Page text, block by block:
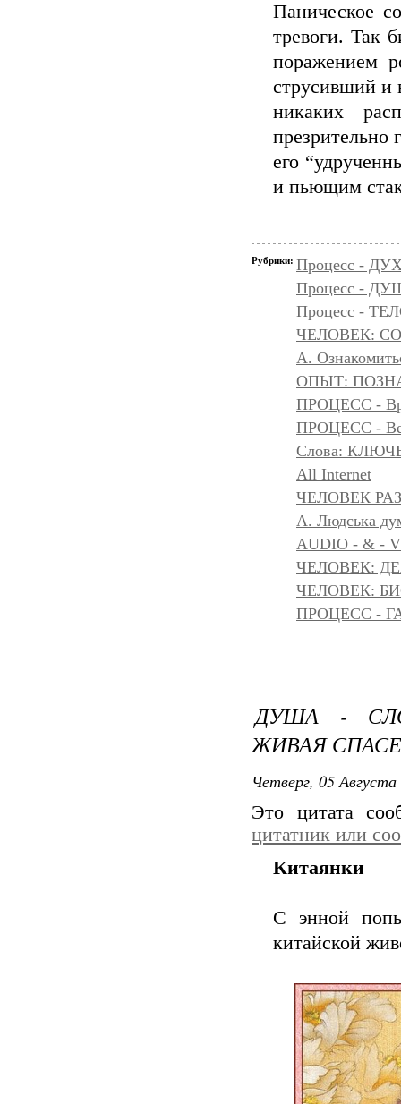
Паническое
тревоги. Так
поражением
струсивший и
никаких
презрительно
его
и пьющим
Рубрики: Процесс -
Процесс -
Процесс -
ЧЕЛОВЕК:
А.
ОПЫТ:
ПРОЦЕСС -
ПРОЦЕСС -
Слова:
All Internet
ЧЕЛОВЕК
A. Людська
AUDIO - & -
ЧЕЛОВЕК:
ЧЕЛОВЕК:
ПРОЦЕСС -
ДУША -
ЖИВАЯ
Четверг, 05
Это цитата
цитатник или
Китаянки
С энной
китайской